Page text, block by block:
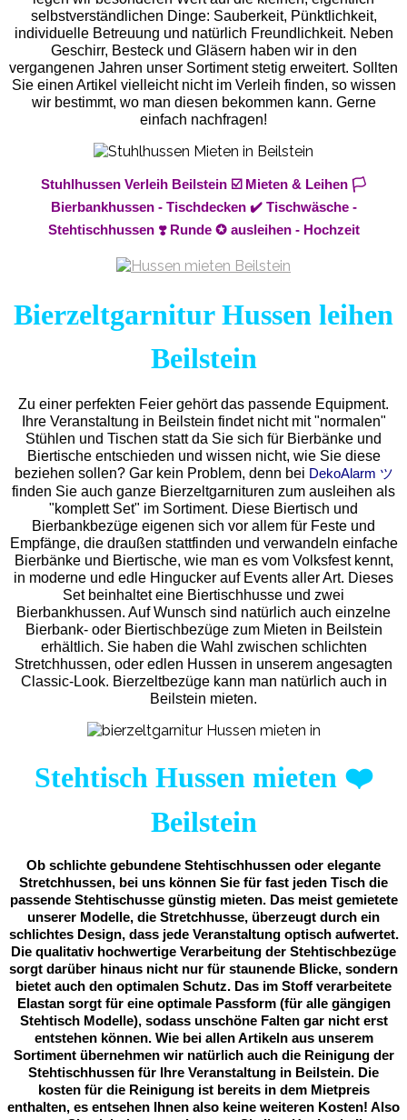
selbstverständlichen Dinge: Sauberkeit, Pünktlichkeit,
individuelle Betreuung und natürlich Freundlichkeit. Neben
Geschirr, Besteck und Gläsern haben wir in den
vergangenen Jahren unser Sortiment stetig erweitert. Sollten
Sie einen Artikel vielleicht nicht im Verleih finden, so wissen
wir bestimmt, wo man diesen bekommen kann. Gerne
einfach nachfragen!
Stuhlhussen Verleih Beilstein ☑️ Mieten & Leihen 🏳️
Bierbankhussen - Tischdecken ✔️ Tischwäsche -
Stehtischhussen ❣️ Runde ✪ ausleihen - Hochzeit
Bierzeltgarnitur Hussen leihen
Beilstein
Zu einer perfekten Feier gehört das passende Equipment.
Ihre Veranstaltung in Beilstein findet nicht mit "normalen"
Stühlen und Tischen statt da Sie sich für Bierbänke und
Biertische entschieden und wissen nicht, wie Sie diese
beziehen sollen? Gar kein Problem, denn bei DekoAlarm ツ
finden Sie auch ganze Bierzeltgarnituren zum ausleihen als
"komplett Set" im Sortiment. Diese Biertisch und
Bierbankbezüge eigenen sich vor allem für Feste und
Empfänge, die draußen stattfinden und verwandeln einfache
Bierbänke und Biertische, wie man es vom Volksfest kennt,
in moderne und edle Hingucker auf Events aller Art. Dieses
Set beinhaltet eine Biertischhusse und zwei
Bierbankhussen. Auf Wunsch sind natürlich auch einzelne
Bierbank- oder Biertischbezüge zum Mieten in Beilstein
erhältlich. Sie haben die Wahl zwischen schlichten
Stretchhussen, oder edlen Hussen in unserem angesagten
Classic-Look. Bierzeltbezüge kann man natürlich auch in
Beilstein mieten.
Stehtisch Hussen mieten ❤️
Beilstein
Ob schlichte gebundene Stehtischhussen oder elegante
Stretchhussen, bei uns können Sie für fast jeden Tisch die
passende Stehtischusse günstig mieten. Das meist gemietete
unserer Modelle, die Stretchhusse, überzeugt durch ein
schlichtes Design, dass jede Veranstaltung optisch aufwertet.
Die qualitativ hochwertige Verarbeitung der Stehtischbezüge
sorgt darüber hinaus nicht nur für staunende Blicke, sondern
bietet auch den optimalen Schutz. Das im Stoff verarbeitete
Elastan sorgt für eine optimale Passform (für alle gängigen
Stehtisch Modelle), sodass unschöne Falten gar nicht erst
entstehen können. Wie bei allen Artikeln aus unserem
Sortiment übernehmen wir natürlich auch die Reinigung der
Stehtischhussen für Ihre Veranstaltung in Beilstein. Die
kosten für die Reinigung ist bereits in dem Mietpreis
enthalten, es entsehen Ihnen also keine weiteren Kosten! Also